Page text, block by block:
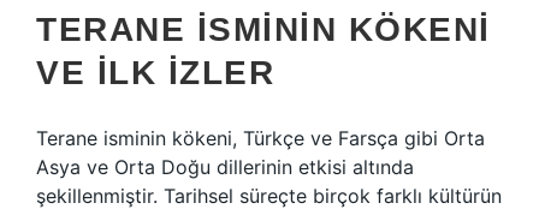
TERANE İSMININ KÖKENI
VE İLK İZLER
Terane isminin kökeni, Türkçe ve Farsça gibi Orta
Asya ve Orta Doğu dillerinin etkisi altında
şekillenmiştir. Tarihsel süreçte birçok farklı kültürün